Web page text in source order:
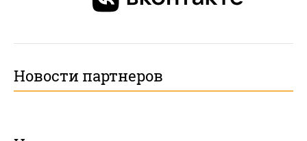
Новости партнеров